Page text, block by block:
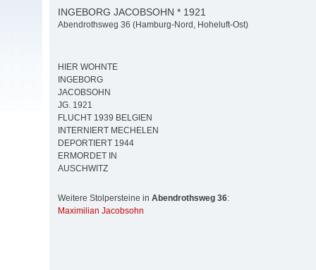
INGEBORG JACOBSOHN * 1921
Abendrothsweg 36 (Hamburg-Nord, Hoheluft-Ost)
HIER WOHNTE
INGEBORG
JACOBSOHN
JG. 1921
FLUCHT 1939 BELGIEN
INTERNIERT MECHELEN
DEPORTIERT 1944
ERMORDET IN
AUSCHWITZ
Weitere Stolpersteine in Abendrothsweg 36:
Maximilian Jacobsohn